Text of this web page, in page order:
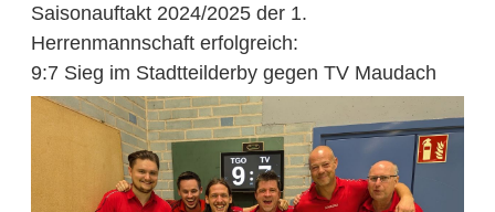
Saisonauftakt 2024/2025 der 1.
Herrenmannschaft erfolgreich:
9:7 Sieg im Stadtteilderby gegen TV Maudach